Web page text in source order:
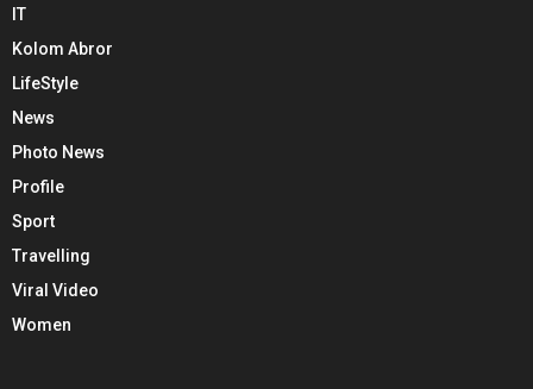
IT
Kolom Abror
LifeStyle
News
Photo News
Profile
Sport
Travelling
Viral Video
Women